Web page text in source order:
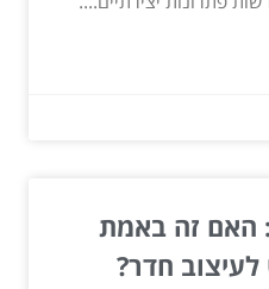
האם זה באמת
חדר?